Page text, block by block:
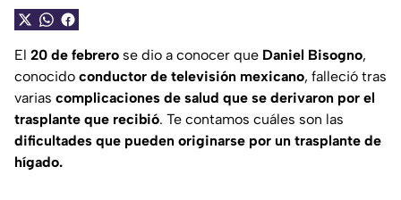
El 20 de febrero se dio a conocer que Daniel Bisogno,
conocido conductor de televisión mexicano, falleció tras
varias complicaciones de salud que se derivaron por el
trasplante que recibió. Te contamos cuáles son las
dificultades que pueden originarse por un trasplante de
hígado.